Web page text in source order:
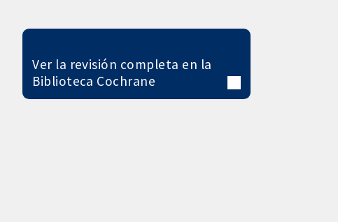
Ver la revisión completa en la
Biblioteca Cochrane